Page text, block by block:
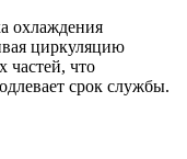
охлаждения
циркуляцию
что
срок службы.